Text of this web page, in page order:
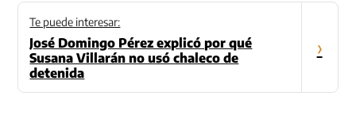
Te puede interesar:
José Domingo Pérez explicó por qué
Susana Villarán no usó chaleco de
detenida
›